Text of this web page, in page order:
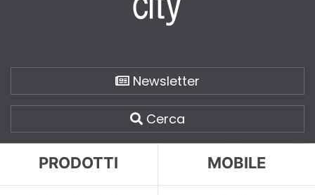
Newsletter
Cerca
PRODOTTI MOBILE